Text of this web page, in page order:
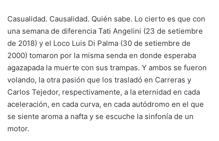
Casualidad. Causalidad. Quién sabe. Lo cierto es que con
una semana de diferencia Tati Angelini (23 de setiembre
de 2018) y el Loco Luis Di Palma (30 de setiembre de
2000) tomaron por la misma senda en donde esperaba
agazapada la muerte con sus trampas. Y ambos se fueron
volando, la otra pasión que los trasladó en Carreras y
Carlos Tejedor, respectivamente, a la eternidad en cada
aceleración, en cada curva, en cada autódromo en el que
se siente aroma a nafta y se escuche la sinfonía de un
motor.